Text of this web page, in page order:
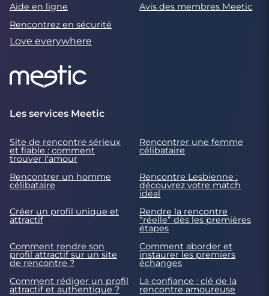
Aide en ligne
Avis des membres Meetic
Rencontrez en sécurité
Love everywhere
Les services Meetic
Site de rencontre sérieux
et fiable : comment
trouver l'amour
Rencontrer une femme
célibataire
Rencontrer un homme
célibataire
Rencontre Lesbienne :
découvrez votre match
idéal
Créer un profil unique et
attractif
Rendre la rencontre
“réelle” dès les premières
étapes
Comment rendre son
profil attractif sur un site
de rencontre ?
Comment aborder et
instaurer les premiers
échanges
Comment rédiger un profil
attractif et authentique ?
La confiance : clé de la
rencontre amoureuse